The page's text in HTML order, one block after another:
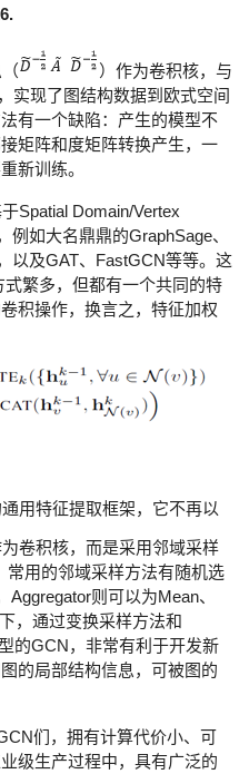
）作为卷积核，与
实现了图结构数据到欧式空间
有一个缺陷：产生的模型不
矩阵和度矩阵转换产生，一
新训练。
Spatial Domain/Vertex
例如大名鼎鼎的GraphSage、
以及GAT、 FastGCN等等。这
繁多，但都有一个共同的特
积操作，换言之，特征加权
用特征提取框架，它不再以
卷积核，而是采用邻域采样
常用的邻域采样方法有随机选
Aggregator则可以为Mean、
，通过变换采样方法和
的GCN，非常有利于开发新
的局部结构信息，可被图的
们，拥有计算代价小、可
级生产过程中，具有广泛的